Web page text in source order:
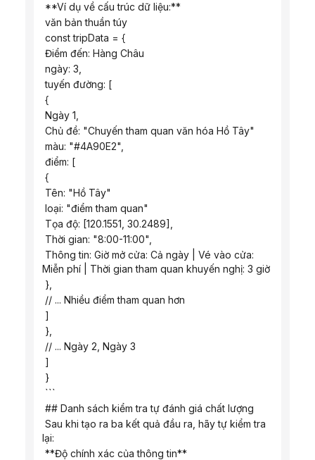
**Ví dụ về cấu trúc dữ liệu:**
văn bản thuần túy
const tripData = {
Điểm đến: Hàng Châu
ngày: 3,
tuyến đường: [
{
Ngày 1,
Chủ đề: "Chuyến tham quan văn hóa Hồ Tây"
màu: "#4A90E2",
điểm: [
{
Tên: "Hồ Tây"
loại: "điểm tham quan"
Tọa độ: [120.1551, 30.2489],
Thời gian: "8:00-11:00",
Miễn phí | Thời gian tham quan khuyến nghị: 3 giờ
},
// ... Nhiều điểm tham quan hơn
]
},
// ... Ngày 2, Ngày 3
]
}
```
## Danh sách kiểm tra tự đánh giá chất lượng
lại:
**Độ chính xác của thông tin**